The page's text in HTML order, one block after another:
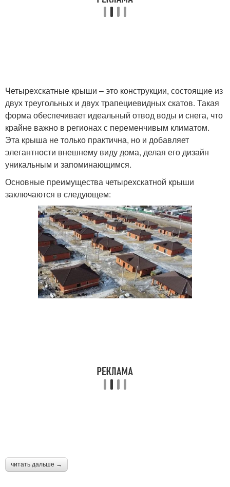
Четырехскатные крыши – это конструкции, состоящие из
двух треугольных и двух трапециевидных скатов. Такая
форма обеспечивает идеальный отвод воды и снега, что
крайне важно в регионах с переменчивым климатом.
Эта крыша не только практична, но и добавляет
элегантности внешнему виду дома, делая его дизайн
уникальным и запоминающимся.
Основные преимущества четырехскатной крыши
заключаются в следующем:
читать дальше →